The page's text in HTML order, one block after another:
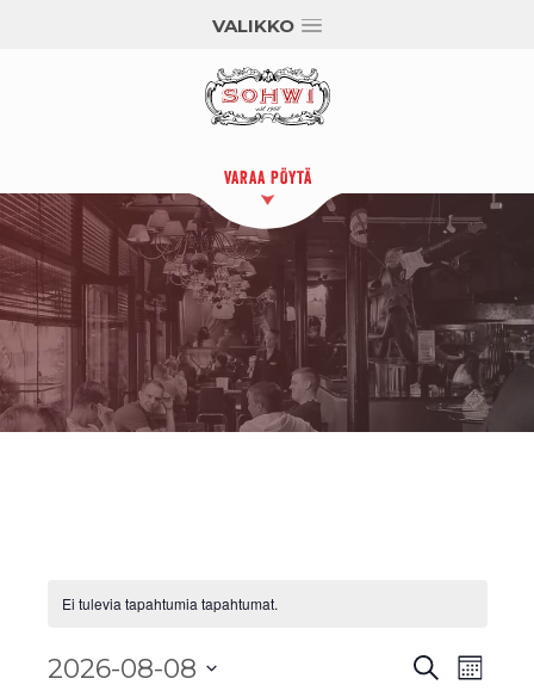
VALIKKO
VARAA PÖYTÄ
Ei tulevia tapahtumia tapahtumat.
Etsi
2026-08-08